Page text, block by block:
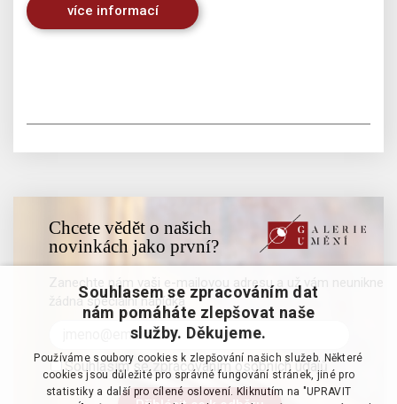
více informací
Chcete vědět o našich
novinkách jako první?
Zanechte nám vaši e-mailovou adresu a už vám neunikne
žádná speciální nabídka
Souhlasím se zpracováním osobních údajů
Souhlasem se zpracováním dat
nám pomáháte zlepšovat naše
služby. Děkujeme.
Používáme soubory cookies k zlepšování našich služeb. Některé
cookies jsou důležité pro správné fungování stránek, jiné pro
statistiky a další pro cílené oslovení. Kliknutím na "UPRAVIT